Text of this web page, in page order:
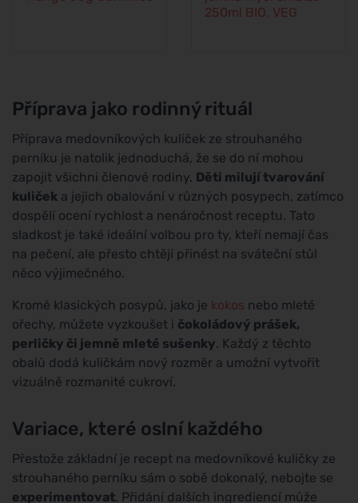
250ml BIO, VEG
Příprava jako rodinný rituál
Příprava medovníkových kuliček ze strouhaného
perníku je natolik jednoduchá, že se do ní mohou
zapojit všichni členové rodiny. Děti milují tvarování
kuliček a jejich obalování v různých posypech, zatímco
dospělí ocení rychlost a nenáročnost receptu. Tato
sladkost je také ideální volbou pro ty, kteří nemají čas
na pečení, ale přesto chtějí přinést na sváteční stůl
něco výjimečného.
Kromě klasických posypů, jako je kokos nebo mleté
ořechy, můžete vyzkoušet i čokoládový prášek,
perličky či jemně mleté sušenky. Každý z těchto
obalů dodá kuličkám nový rozměr a umožní vytvořit
vizuálně rozmanité cukroví.
Variace, které oslní každého
Přestože základní je recept na medovníkové kuličky ze
strouhaného perníku sám o sobě dokonalý, nebojte se
experimentovat. Přidání dalších ingrediencí může